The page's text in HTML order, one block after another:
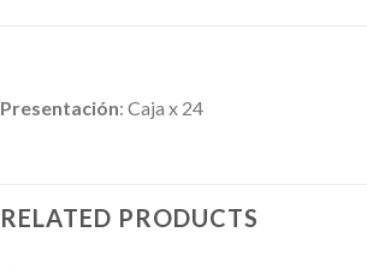
Presentación: Caja x 24
RELATED PRODUCTS